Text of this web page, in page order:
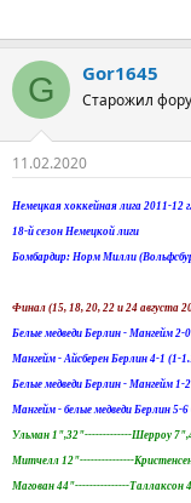
G Gor1645
Старожил
11.02.2020
Немецкая хоккейная лига 2011-12 г.
18-й сезон Немецкой лиги
Бомбардир: Норм Милли
Финал (15, 18, 20, 22 и 24 августа
Белые медведи Берлин - Мангейм 2-
Мангейм - Айсберен Берлин 4-1 (1-
Белые медведи Берлин - Мангейм 1-
Мангейм - белые медведи Берлин 5-
Ульман 1",32"-------------Шерроу
Митчелл 12"---------------
Магован 44"---------------Таллаксон